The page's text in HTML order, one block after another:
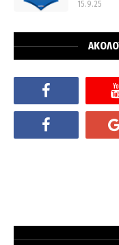
15.9.25